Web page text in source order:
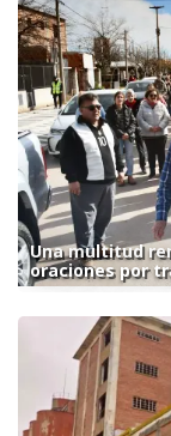
Una multitud
oraciones por